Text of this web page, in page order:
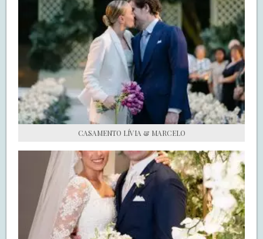
COZINHA
DECORAÇÃO
DE NOIVA PRA NOIVA
S.O.S CASADAS
FALE COM O SAY I DO
CASAMENTO LÍVIA & MARCELO